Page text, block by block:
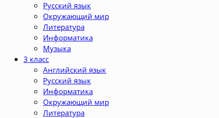
Русский язык
Окружающий мир
Литература
Информатика
Музыка
3 класс
Английский язык
Русский язык
Информатика
Окружающий мир
Литература